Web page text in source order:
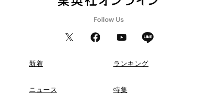
新着 ランキング
ニュース 特集